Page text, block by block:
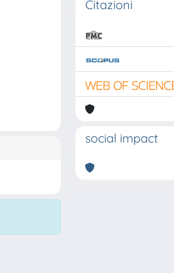
Citazioni
social impact